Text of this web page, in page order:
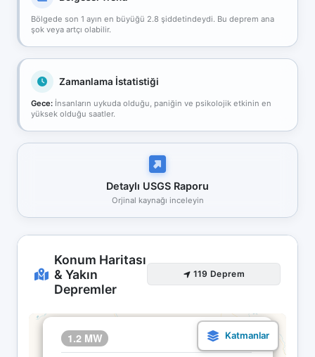
Bölgede son 1 ayın en büyüğü 2.8 şiddetindeydi. Bu deprem ana
şok veya artçı olabilir.
Zamanlama İstatistiği
Gece: İnsanların uykuda olduğu, paniğin ve psikolojik etkinin en
yüksek olduğu saatler.
Detaylı USGS Raporu
Orjinal kaynağı inceleyin
Konum Haritası
& Yakın
Depremler
119 Deprem
1.2 MW 19.04 02:00
×